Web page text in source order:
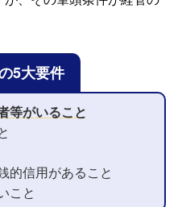
5大要件
等がいること
的信用があること
こと